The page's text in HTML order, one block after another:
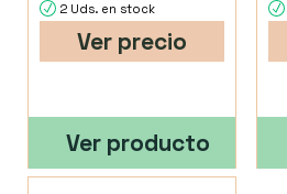
2 Uds. en stock
Ver precio
Ver producto